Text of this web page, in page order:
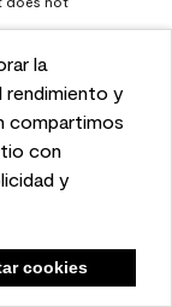
experience
our website.
of our site
Cookies
la
rendimiento y
compartimos
con
y
cookies
to
it out here:
exterior-
and-spa-